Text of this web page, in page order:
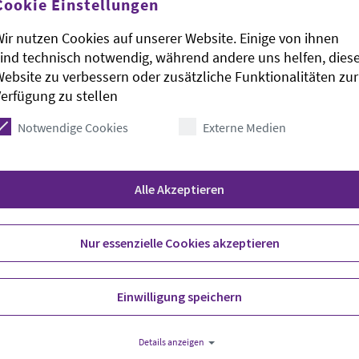
und demografischer Sicht sinnvoll,
Schüler und Eltern wünschten sich einen
Fragen auf. Das Kultusministerium
Tonne.
Bischof Thomas Adomeit, die
Veränderungen. Für die Zukunft des
notwendig, das Fach weiterzuentwickeln. Die
Adomeit ist Ratsvorsitzender der
Einstellungen
nutzen Cookies auf unserer Website. Einige von ihnen
technisch notwendig, während andere uns helfen,
zu verbessern oder zusätzliche Funktionalitäten zur
zu stellen
Notwendige Cookies Externe Medien
Alle Akzeptieren
Nur essenzielle Cookies akzeptieren
Einwilligung speichern
Details anzeigen